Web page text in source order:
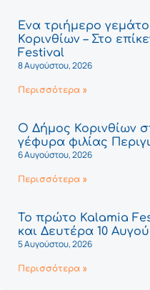
Ένα τριήμερο
Κορινθίων – Στο
Festival
8 Αυγούστου, 2026
Περισσότερα »
Ο Δήμος Κορινθίων
γέφυρα φιλίας
6 Αυγούστου, 2026
Περισσότερα »
Το πρώτο Kalamia
και Δευτέρα 10
5 Αυγούστου, 2026
Περισσότερα »